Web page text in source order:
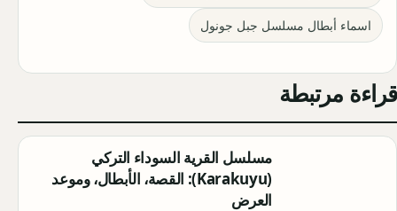
اسماء أبطال مسلسل جبل جونول
قراءة مرتبطة
مسلسل القرية السوداء التركي
(Karakuyu): القصة، الأبطال، وموعد
العرض